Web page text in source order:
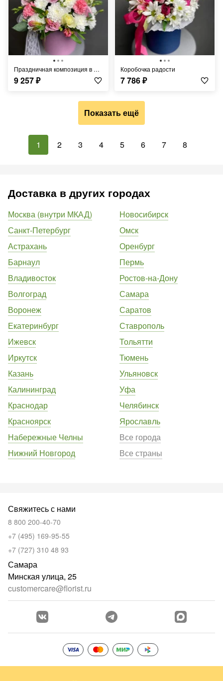
Праздничная композиция в шляпной коробке
9 257₽
Коробочка радости
7 786₽
Показать ещё
1 2 3 4 5 6 7 8
Доставка в других городах
Москва (внутри МКАД)
Санкт-Петербург
Астрахань
Барнаул
Владивосток
Волгоград
Воронеж
Екатеринбург
Ижевск
Иркутск
Казань
Калининград
Краснодар
Красноярск
Набережные Челны
Нижний Новгород
Новосибирск
Омск
Оренбург
Пермь
Ростов-на-Дону
Самара
Саратов
Ставрополь
Тольятти
Тюмень
Ульяновск
Уфа
Челябинск
Ярославль
Все города
Все страны
Свяжитесь с нами
8 800 200-40-70
+7 (495) 169-95-55
+7 (727) 310 48 93
Самара
Минская улица, 25
customercare@florist.ru